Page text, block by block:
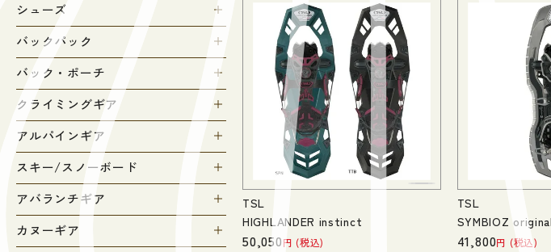
シューズ
バックパック
バック・ポーチ
クライミングギア
アルパインギア
スキー/スノーボード
アバランチギア
カヌーギア
TSL
HIGHLANDER instinct
50,050 税込
TSL
SYMBIOZ
41,800 税込